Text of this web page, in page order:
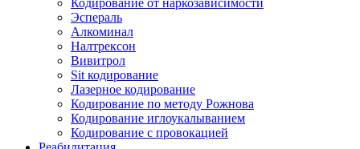
Кодирование от наркозависимости
Эспераль
Алкоминал
Налтрексон
Вивитрол
Sit кодирование
Лазерное кодирование
Кодирование по методу Рожнова
Кодирование иглоукалыванием
Кодирование с провокацией